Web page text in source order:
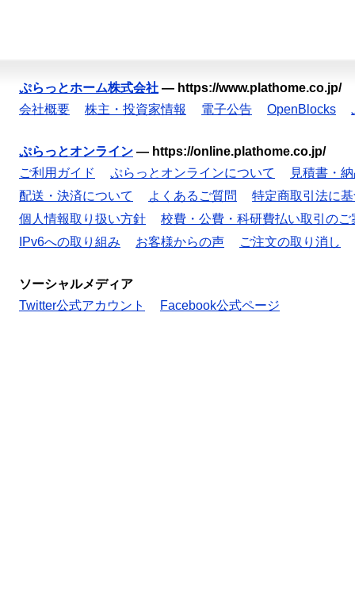
ぷらっとホーム株式会社 — https://www.plathome.co.jp/
会社概要
株主・投資家情報 電子公告 OpenBlocks
ぷらっとオンライン — https://online.plathome.co.jp/
ご利用ガイド
ぷらっとオンラインについて
見積書・
配送・決済について
よくあるご質問
特定商取引法に
個人情報取り扱い方針
校費・公費・科研費払い取引のご
IPv6への取り組み
お客様からの声 ご注文の取り消し
ソーシャルメディア
Twitter公式アカウント
Facebook公式ページ